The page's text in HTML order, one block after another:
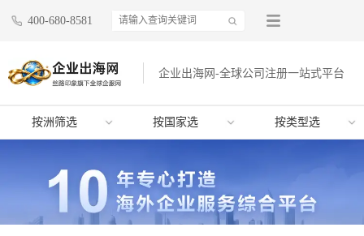
400-680-8581
企业出海网-全球公司注册一站式平台
按洲筛选 按国家选 按类型选